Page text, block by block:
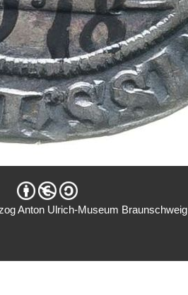
Anton Ulrich-Museum Braunschweig